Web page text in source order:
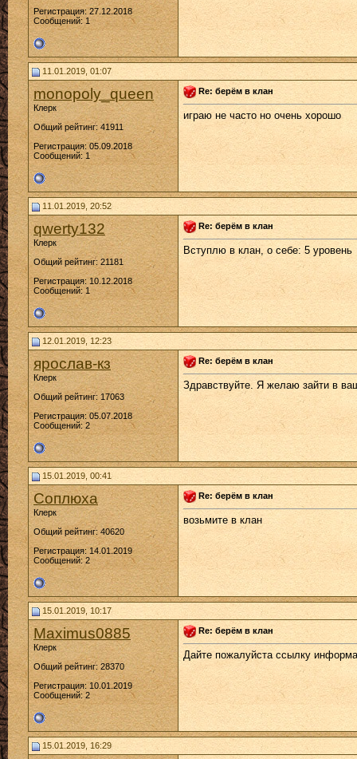
Регистрация: 27.12.2018
Сообщений: 1
11.01.2019, 01:07
monopoly_queen
Клерк
Общий рейтинг: 41911
Регистрация: 05.09.2018
Сообщений: 1
Re: берём в клан
играю не часто но очень хорошо
11.01.2019, 20:52
qwerty132
Клерк
Общий рейтинг: 21181
Регистрация: 10.12.2018
Сообщений: 1
Re: берём в клан
Вступлю в клан, о себе: 5 уровень
12.01.2019, 12:23
ярослав-кз
Клерк
Общий рейтинг: 17063
Регистрация: 05.07.2018
Сообщений: 2
Re: берём в клан
Здравствуйте. Я желаю зайти в
15.01.2019, 00:41
Соплюха
Клерк
Общий рейтинг: 40620
Регистрация: 14.01.2019
Сообщений: 2
Re: берём в клан
возьмите в клан
15.01.2019, 10:17
Maximus0885
Клерк
Общий рейтинг: 28370
Регистрация: 10.01.2019
Сообщений: 2
Re: берём в клан
Дайте пожалуйста ссылку
15.01.2019, 16:29